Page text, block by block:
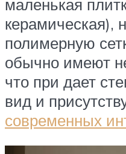
маленькая
керамическая),
полимерную
обычно имеют
что при дает
вид и
современных